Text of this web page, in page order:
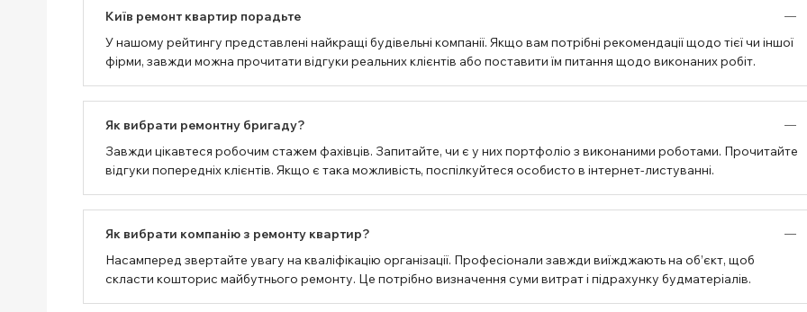
Київ ремонт квартир порадьте
У нашому рейтингу представлені найкращі будівельні компанії. Якщо вам потрібні рекомендації щодо тієї чи іншої
фірми, завжди можна прочитати відгуки реальних клієнтів або поставити їм питання щодо виконаних робіт.
Як вибрати ремонтну бригаду?
Завжди цікавтеся робочим стажем фахівців. Запитайте, чи є у них портфоліо з виконаними роботами. Прочитайте
відгуки попередніх клієнтів. Якщо є така можливість, поспілкуйтеся особисто в інтернет-листуванні.
Як вибрати компанію з ремонту квартир?
Насамперед звертайте увагу на кваліфікацію організації. Професіонали завжди виїжджають на об’єкт, щоб
скласти кошторис майбутнього ремонту. Це потрібно визначення суми витрат і підрахунку будматеріалів.